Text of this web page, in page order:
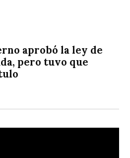
aprobó la ley de
pero tuvo que